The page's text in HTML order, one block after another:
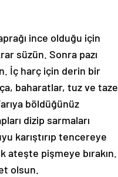
ince olduğu için
süzün. Sonra pazı
İç harç için derin bir
baharatlar, tuz ve taze
böldüğünüz
dizip sarmaları
karıştırıp tencereye
ateşte pişmeye bırakın.
olsun.